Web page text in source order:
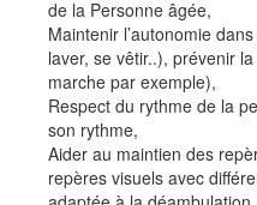
de la Personne âgée,
Maintenir l’autonomie
laver, se vêtir..), prévenir
marche par exemple),
Respect du rythme de la
son rythme,
Aider au maintien des
repères visuels avec